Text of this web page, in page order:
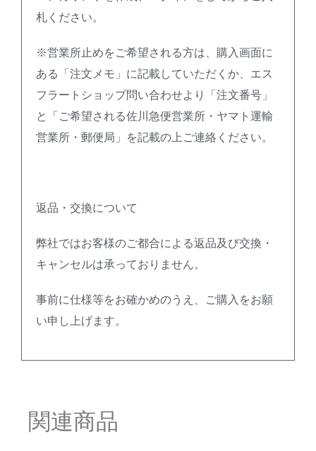
札ください。
※営業所止めをご希望される方は、購入画面に
ある「注文メモ」に記載していただくか、エス
フラートショップ問い合わせより「注文番号」
と「ご希望される佐川急便営業所・ヤマト運輸
営業所・郵便局」を記載の上ご連絡ください。
返品・交換について
弊社ではお客様のご都合による返品及び交換・
キャンセルは承っておりません。
事前に仕様等をお確かめのうえ、ご購入をお願
い申し上げます。
関連商品